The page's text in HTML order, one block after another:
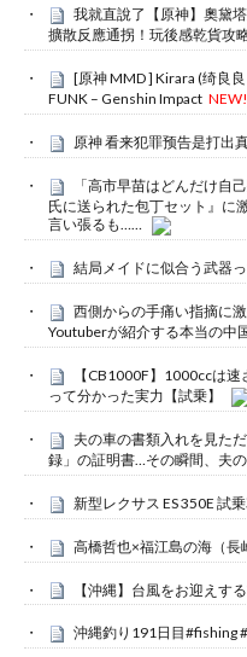
我就直說了【原神】奧黛
擴散反應通拐！玩後感乾貨攻
[原神 MMD ] Kirara (绮良良
FUNK – Genshin Impact NEW!
原神 看来犯罪预告是打出
「高市早苗はどんだけ自
氏に送られた包丁セット』に
言い張るも……
結局メイドに似合う武器
西側からの手痛い指摘に
Youtuberが紹介する本当の中
【CB1000F】1000ccは
って分かった実力【試乗】
夫の車の書類入れを見た
録」の証明書…その瞬間、夫
新型レクサス ES 350E 試
高橋哲也×福江島の海（長
【沖縄】台風をお迎えす
沖縄釣り191日目#fishing